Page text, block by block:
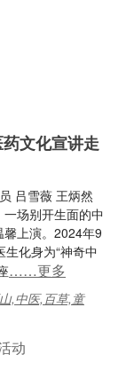
文化宣讲走
吕雪薇 王炳然
场别开生面的中
上演。2024年9
化身为“神奇中
……更多
,中医,百草,童